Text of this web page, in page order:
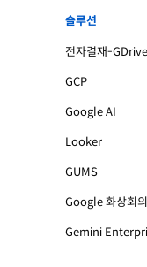
솔루션
전자결재-
GCP
Google AI
Looker
GUMS
Google 화상회의
Gemini